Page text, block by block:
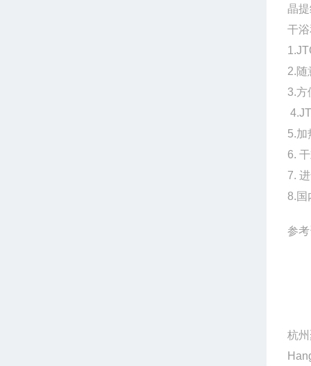
晶
干
2.随
3.方
5.加
6.
7.
8.国
参
杭